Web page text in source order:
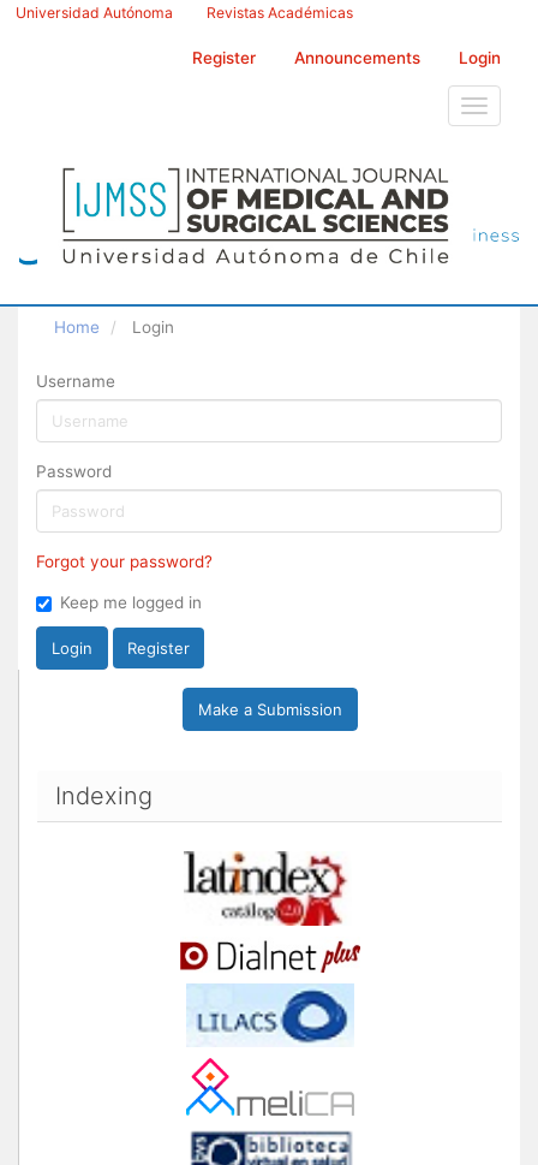
Main
Universidad Autónoma Revistas Académicas
Register Announcements Login
Toggle
Home Login
Username
Password
Forgot your password?
Keep me logged in
Login Register
Make a Submission
Indexing